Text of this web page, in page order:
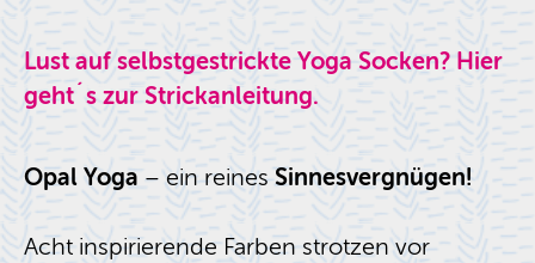
Lust auf selbstgestrickte Yoga Socken? Hier
geht´s zur Strickanleitung.
Opal Yoga – ein reinesSinnesvergnügen!
Acht inspirierende Farben strotzen vor